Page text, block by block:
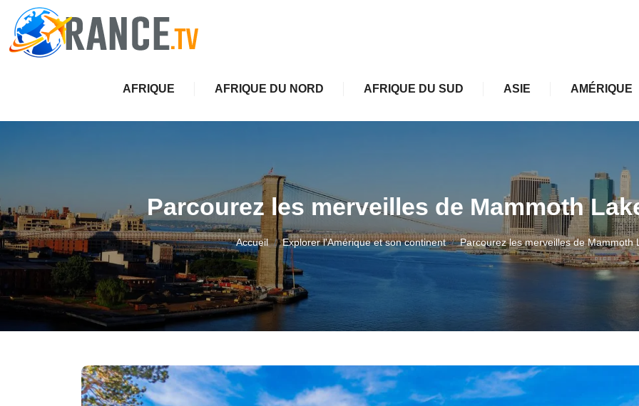
AFRIQUE AFRIQUE DU NORD AFRIQUE DU SUD ASIE AMÉRIQUE
Parcourez les merveilles de Mammoth
Accueil Explorer l'Amérique et son continent Parcourez les merveilles de Mammoth